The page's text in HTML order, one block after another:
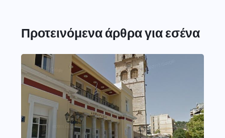
Προτεινόμενα άρθρα για εσένα